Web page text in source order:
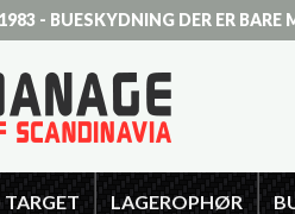
- BUESKYDNING DER ER BARE
LAGEROPHØR